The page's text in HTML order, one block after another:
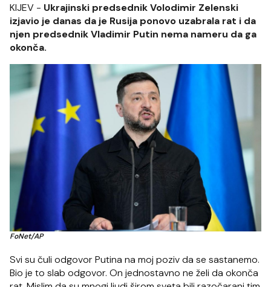
KIJEV - Ukrajinski predsednik Volodimir Zelenski
izjavio je danas da je Rusija ponovo uzabrala rat i da
njen predsednik Vladimir Putin nema nameru da ga
okonča.
FoNet/AP
Svi su čuli odgovor Putina na moj poziv da se sastanemo.
Bio je to slab odgovor. On jednostavno ne želi da okonča